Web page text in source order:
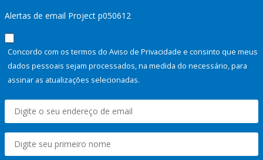
Alertas de email Project p050612
Concordo com os termos do Aviso de Privacidade e consinto que meus
dados pessoais sejam processados, na medida do necessário, para
assinar as atualizações selecionadas.